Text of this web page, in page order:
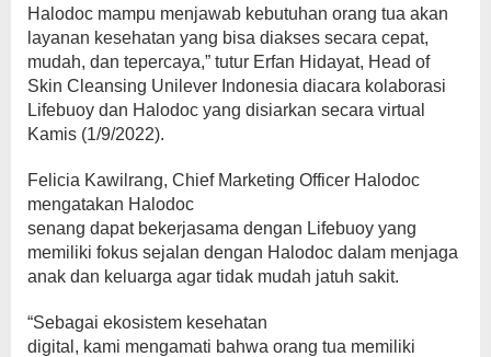
Halodoc mampu menjawab kebutuhan orang tua akan
layanan kesehatan yang bisa diakses secara cepat,
mudah, dan tepercaya,” tutur Erfan Hidayat, Head of
Skin Cleansing Unilever Indonesia diacara kolaborasi
Lifebuoy dan Halodoc yang disiarkan secara virtual
Kamis (1/9/2022).
Felicia Kawilrang, Chief Marketing Officer Halodoc
mengatakan Halodoc
senang dapat bekerjasama dengan Lifebuoy yang
memiliki fokus sejalan dengan Halodoc dalam menjaga
anak dan keluarga agar tidak mudah jatuh sakit.
“Sebagai ekosistem kesehatan
digital, kami mengamati bahwa orang tua memiliki